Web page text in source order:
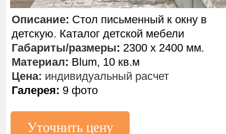
Уточнить цену
Описание: Стол письменный к окну в
детскую. Каталог детской мебели
Габариты/размеры: 2300 х 2400 мм.
Материал: Blum, 10 кв.м
Цена: индивидуальный расчет
Галерея: 9 фото